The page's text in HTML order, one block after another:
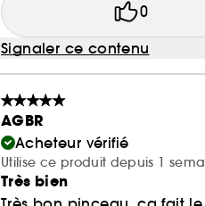
0
Signaler ce contenu
AGBR
Acheteur vérifié
Utilise ce produit depuis 1
Très bien